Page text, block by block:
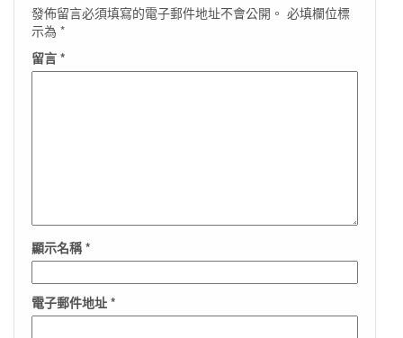
發佈留言必須填寫的電子郵件地址不會公開。 必填欄位標
示為 *
留言 *
顯示名稱*
電子郵件地址 *